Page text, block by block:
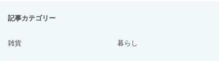
記事カテゴリー
雑貨 暮らし